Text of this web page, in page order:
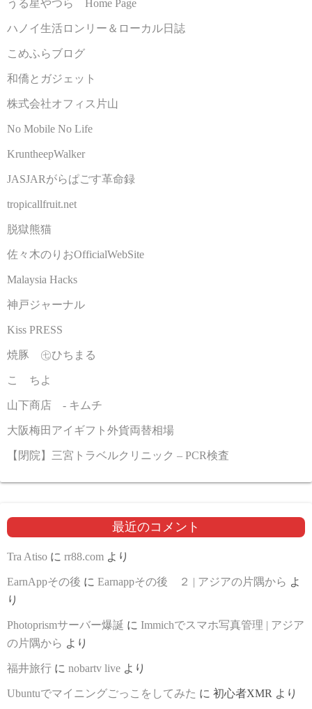
うる星やつら Home Page
ハノイ生活ロンリー＆ローカル日誌
こめふらブログ
和僑とガジェット
株式会社オフィス片山
No Mobile No Life
KruntheepWalker
JASJARがらぱごす革命録
tropicallfruit.net
脱獄熊猫
佐々木のりおOfficialWebSite
Malaysia Hacks
神戸ジャーナル
Kiss PRESS
焼豚 ㊆ひちまる
こゝちよ
山下商店 - キムチ
大阪梅田アイギフト外貨両替相場
【閉院】三宮トラベルクリニック – PCR検査
最近のコメント
Tra Atiso に rr88.com より
EarnAppその後 に Earnappその後 ２ | アジアの片隅から よ
り
Photoprismサーバー爆誕 に Immichでスマホ写真管理 | アジア
の片隅から より
福井旅行 に nobartv live より
Ubuntuでマイニングごっこをしてみた に 初心者XMR より